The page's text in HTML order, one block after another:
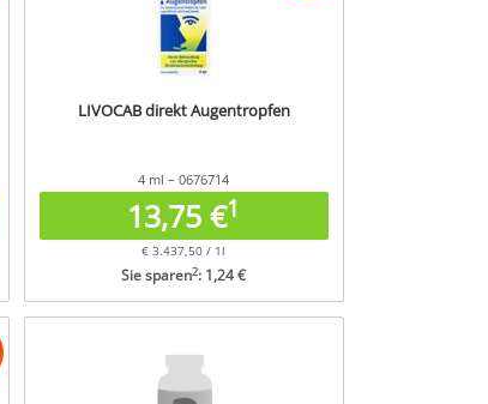
LIVOCAB direkt Augentropfen
4 ml – 0676714
13,75 €1
€ 3.437,50 / 1l
Sie sparen2: 1,24 €